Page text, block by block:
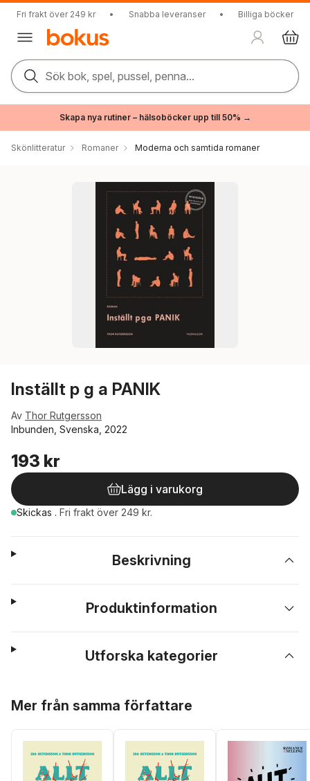
Fri frakt över 249 kr • Snabba leveranser • Billiga böcker
Sök bok, spel, pussel, penna...
Skapa nya rutiner – hälsoböcker upp till 50% →
Skönlitteratur Romaner Moderna och samtida romaner
Inställt p g a PANIK
Av Thor Rutgersson
Inbunden, Svenska, 2022
193 kr
Lägg i varukorg
Skickas . Fri frakt över 249 kr.
Beskrivning
Produktinformation
Utforska kategorier
Mer från samma författare